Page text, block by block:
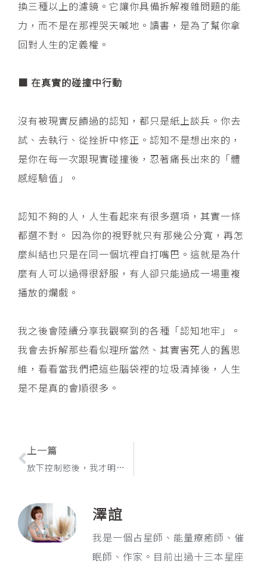
換三種以上的濾鏡。它讓你具備拆解複雜問題的能
力，而不是在那裡哭天喊地。讀書，是為了幫你拿
回對人生的定義權。
■ 在真實的碰撞中行動
沒有被現實反饋過的認知，都只是紙上談兵。你去
試、去執行、從挫折中修正。認知不是想出來的，
是你在每一次跟現實碰撞後，忍著痛長出來的「體
感經驗值」。
認知不夠的人，人生看起來有很多選項，其實一條
都選不對。 因為你的視野就只有那幾公分寬，再怎
麼糾結也只是在同一個坑裡自打嘴巴。這就是為什
麼有人可以過得很舒服，有人卻只能過成一場重複
播放的爛戲。
我之後會陸續分享我觀察到的各種「認知地牢」。
我會去拆解那些看似理所當然、其實害死人的舊思
維，看看當我們把這些腦袋裡的垃圾清掉後，人生
是不是真的會順很多。
上一頁
上一篇
放下控制慾後，我才明白什麼叫安心
澤誼
我是一個占星師、能量療癒師、催
眠師、作家。目前出過十三本星座